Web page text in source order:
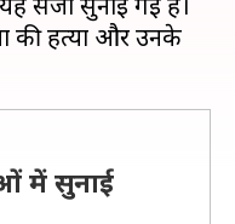
की हत्या और उनके
में सुनाई